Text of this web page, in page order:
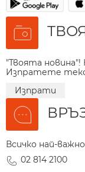
"Твоята
Изпратете
Изпрати
Всичко най-
02 814 2100